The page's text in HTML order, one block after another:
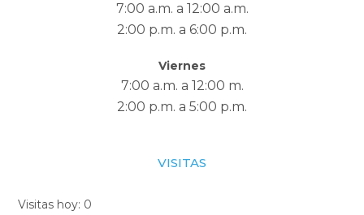
7:00 a.m. a 12:00 a.m.
2:00 p.m. a 6:00 p.m.
Viernes
7:00 a.m. a 12:00 m.
2:00 p.m. a 5:00 p.m.
VISITAS
Visitas hoy: 0